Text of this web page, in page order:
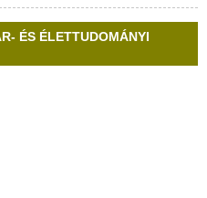
ÉS ÉLETTUDOMÁNYI